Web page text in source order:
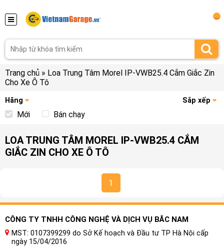
Trang chủ » Loa Trung Tâm Morel IP-VWB25.4 Cắm Giắc Zin
Cho Xe Ô Tô
Hãng Sắp xếp
Mới Bán chạy
LOA TRUNG TÂM MOREL IP-VWB25.4 CẮM
GIẮC ZIN CHO XE Ô TÔ
1
CÔNG TY TNHH CÔNG NGHỆ VÀ DỊCH VỤ BẮC NAM
MST: 0107399299 do Sở Kế hoạch và Đầu tư TP Hà Nội cấp
ngày 15/04/2016